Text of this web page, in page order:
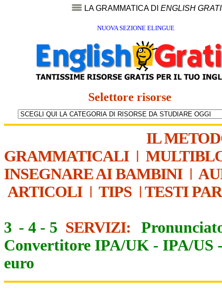
LA GRAMMATICA DI ENGLISH
NUOVA SEZIONE ELINGUE
Selettore risorse
IL
GRAMMATICALI|
INSEGNARE AI BAMBINI|
ARTICOLI| TIPS | TESTI
3 - 4 - 5 SERVIZI:
Convertitore IPA/UK - IPA/US
euro